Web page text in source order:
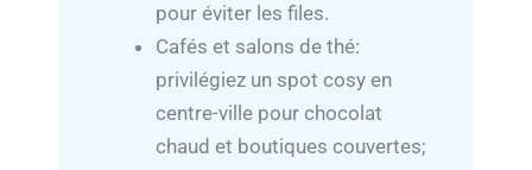
pour éviter les files.
Cafés et salons de thé:
privilégiez un spot cosy en
centre-ville pour chocolat
chaud et boutiques couvertes;